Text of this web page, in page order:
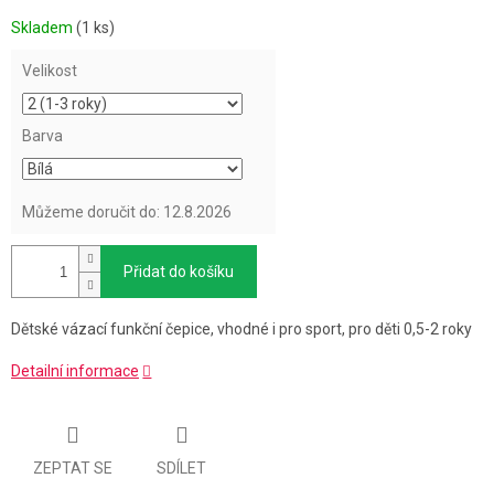
cena:
Skladem (1 ks)
Velikost
Barva
Můžeme doručit do: 12.8.2026
Přidat do košíku
Dětské vázací funkční čepice, vhodné i pro sport, pro děti 0,5-2 roky
Detailní informace
ZEPTAT SE SDÍLET